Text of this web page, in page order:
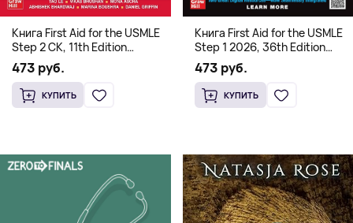
Книга First Aid for the USMLE
Step 2 CK, 11th Edition
(Мягкий переплет,
Английский язык)
473 руб.
КУПИТЬ
Книга First Aid for the USMLE
Step 1 2026, 36th Edition
(Мягкий переплет,
Английский язык)
473 руб.
КУПИТЬ